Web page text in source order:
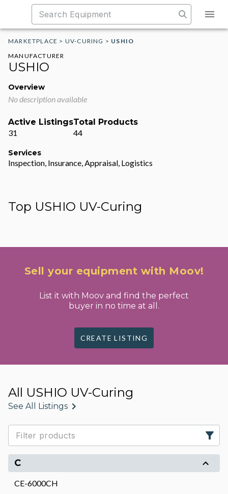
MARKETPLACE > UV-CURING > USHIO
MANUFACTURER
USHIO
Overview
No description available
Active Listings
31
Total Products
44
Services
Inspection, Insurance, Appraisal, Logistics
Top USHIO UV-Curing
Sell your equipment with Moov!
List it with Moov and find the perfect
buyer in no time at all.
CREATE LISTING
All USHIO UV-Curing
See All Listings
C
CE-6000CH